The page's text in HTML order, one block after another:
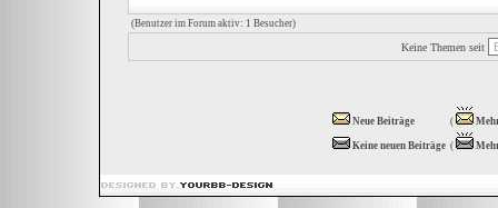
(Benutzer im Forum aktiv: 1 Besucher)
Keine Themen seit
Neue Beiträge (
Keine neuen Beiträge (